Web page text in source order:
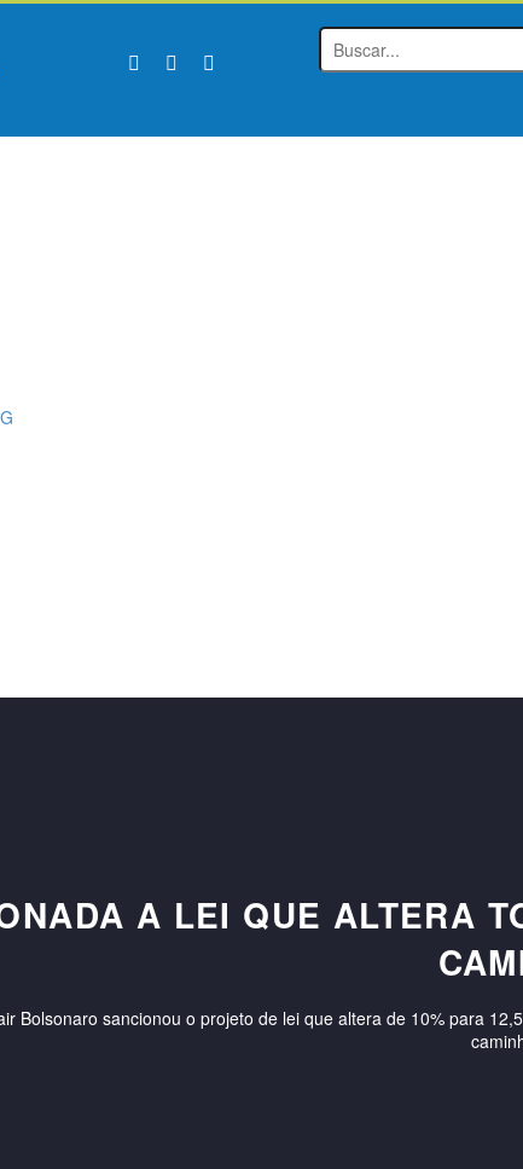
A LEI QUE ALTERA
Bolsonaro sancionou o projeto de lei que altera de 10% para